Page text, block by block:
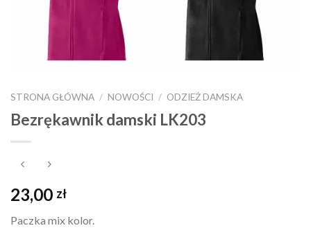
STRONA GŁÓWNA / NOWOŚCI / ODZIEŻ DAMSKA
Bezrękawnik damski LK203
23,00 zł
Paczka mix kolor.